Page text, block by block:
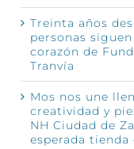
Treinta años
personas
corazón de
Tranvía
Mos nos une
creatividad y
NH Ciudad de
esperada tienda